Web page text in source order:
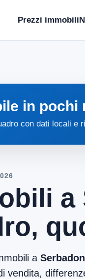
Prezzi immobili
in pochi
con dati locali e
a
a
vendita,